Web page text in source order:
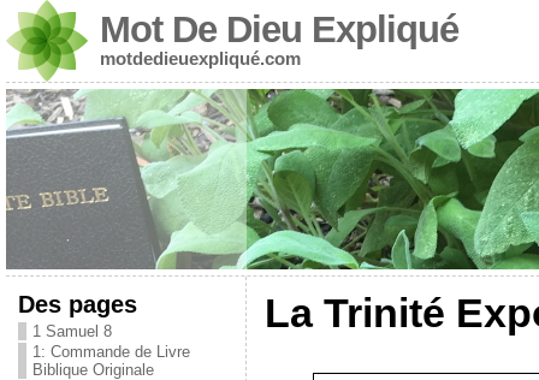
Mot De Dieu Expliqué
motdedieuexpliqué.com
Des pages
1 Samuel 8
1: Commande de Livre
Biblique Originale
La Trinité